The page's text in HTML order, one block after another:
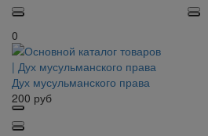
0
Дух мусульманского права
200 руб